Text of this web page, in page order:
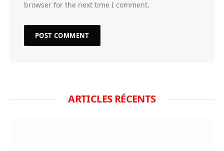
browser for the next time I comment.
ARTICLES RÉCENTS